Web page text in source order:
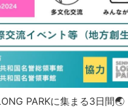
PARKに集まる3日間🌏